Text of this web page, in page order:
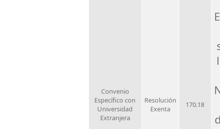
Convenio
Específico con
Universidad
Extranjera
Resolución
Exenta
170.18